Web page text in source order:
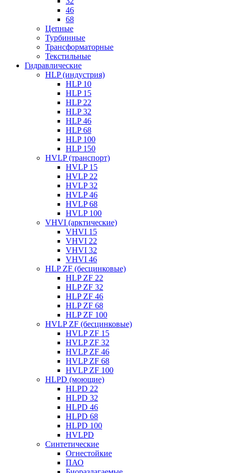
46
68
Цепные
Турбинные
Трансформаторные
Текстильные
Гидравлические
HLP (индустрия)
HLP 10
HLP 15
HLP 22
HLP 32
HLP 46
HLP 68
HLP 100
HLP 150
HVLP (транспорт)
HVLP 15
HVLP 22
HVLP 32
HVLP 46
HVLP 68
HVLP 100
VHVI (арктические)
VHVI 15
VHVI 22
VHVI 32
VHVI 46
HLP ZF (бесцинковые)
HLP ZF 22
HLP ZF 32
HLP ZF 46
HLP ZF 68
HLP ZF 100
HVLP ZF (бесцинковые)
HVLP ZF 15
HVLP ZF 32
HVLP ZF 46
HVLP ZF 68
HVLP ZF 100
HLPD (моющие)
HLPD 22
HLPD 32
HLPD 46
HLPD 68
HLPD 100
HVLPD
Синтетические
Огнестойкие
ПАО